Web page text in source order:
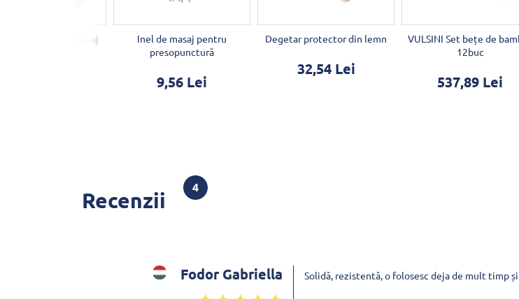
uleiul de masaj
Inel de masaj pentru
presopunctură
9,56 Lei
Degetar protector din lemn
32,54 Lei
VULSINI Set bețe de
12buc
537,89 Lei
Recenzii 4
Fodor Gabriella Solidă, rezistentă, o folosesc deja de mult timp